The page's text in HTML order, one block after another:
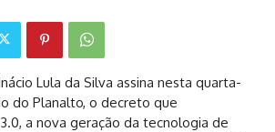
Lula da Silva assina nesta quarta-
do Planalto, o decreto que
a nova geração da tecnologia de